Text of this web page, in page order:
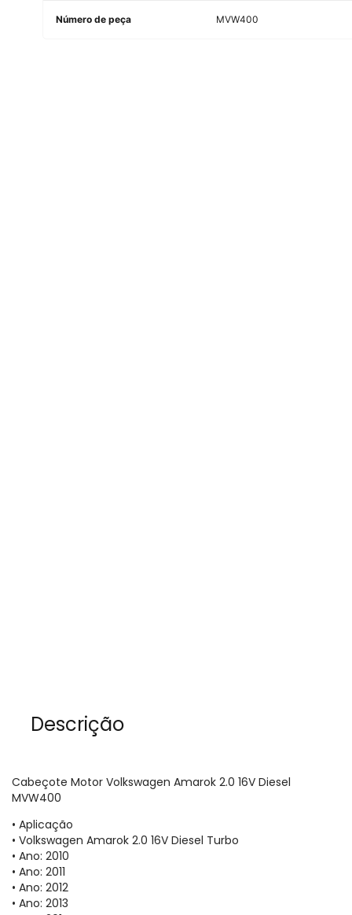
Número de peça MVW400
Descrição
Cabeçote Motor Volkswagen Amarok 2.0 16V Diesel
MVW400
• Aplicação
• Volkswagen Amarok 2.0 16V Diesel Turbo
• Ano: 2010
• Ano: 2011
• Ano: 2012
• Ano: 2013